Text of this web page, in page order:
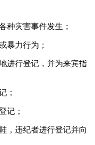
种灾害事件发生；
暴力行为；
进行登记，并为来宾指
；
记；
，违纪者进行登记并向